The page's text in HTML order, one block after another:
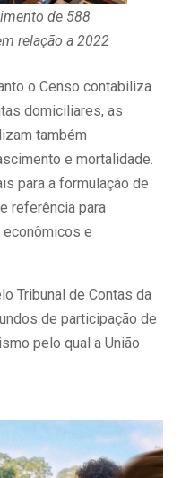
de 588
relação a 2022
o Censo contabiliza
domiciliares, as
também
e mortalidade.
para a formulação de
referência para
e
Tribunal de Contas da
de participação de
pelo qual a União